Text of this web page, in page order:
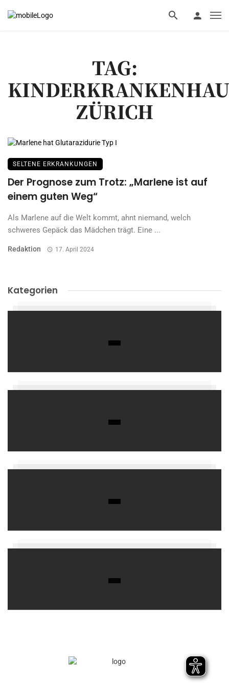
TAG:
ZÜRICH
SELTENE ERKRANKUNGEN
Der Prognose zum Trotz: „Marlene ist auf
einem guten Weg“
Als Marlene auf die Welt kommt, ahnt niemand, welch
schweres Gepäck das Mädchen trägt. Eine ...
Redaktion 17. April 2024
Kategorien